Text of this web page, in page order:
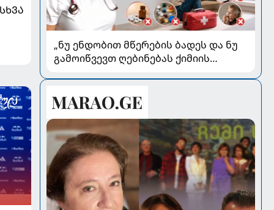
„ნუ ენდობით მწერების ბადეს და ნუ
გამოიწვევთ ღებინებას ქიმიის
პედიატრ სალომე ახვლედიანის
რჩევები